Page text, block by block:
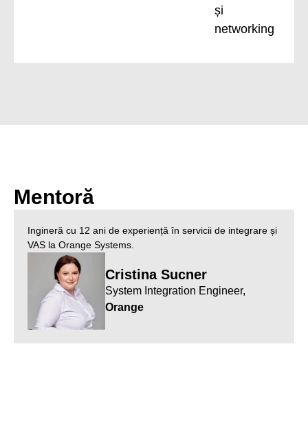
și
networking
Mentoră
Cristina Sucner
System Integration Engineer,
Orange
Ingineră cu 12 ani de experiență în servicii de integrare și
VAS la Orange Systems.